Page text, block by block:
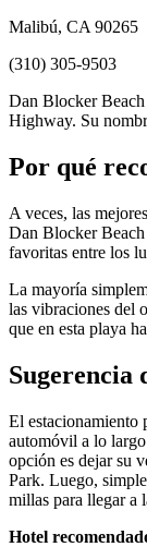
Malibú, CA 90265
(310) 305-9503
Dan Blocker Beach
Highway. Su
Por qué
A veces, las
Dan Blocker Beach
favoritas entre los
La mayoría
las vibraciones del
que en esta playa
Sugerencia
El estacionamiento
automóvil a lo
opción es dejar su
Park. Luego,
millas para llegar a
Hotel